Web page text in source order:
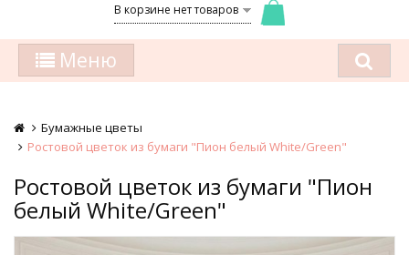
В корзине нет товаров
Меню
Бумажные цветы
Ростовой цветок из бумаги "Пион белый White/Green"
Ростовой цветок из бумаги "Пион
белый White/Green"